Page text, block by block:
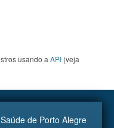
usando a API (veja
de Porto Alegre